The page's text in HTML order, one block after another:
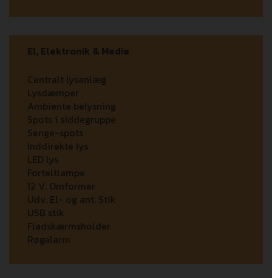
El, Elektronik & Medie
Centralt lysanlæg
Lysdæmper
Ambiente belysning
Spots i siddegruppe
Senge-spots
Inddirekte lys
LED lys
Forteltlampe
12 V. Omformer
Udv. El- og ant. Stik
USB stik
Fladskærmsholder
Røgalarm